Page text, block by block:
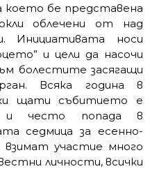
което бе представена
облечени от над
Инициативата носи
и цели да насочи
болестите засягащи
Всяка година в
щати събитието е
и често попада в
седмица за есенно-
взимат участие много
личности, всички